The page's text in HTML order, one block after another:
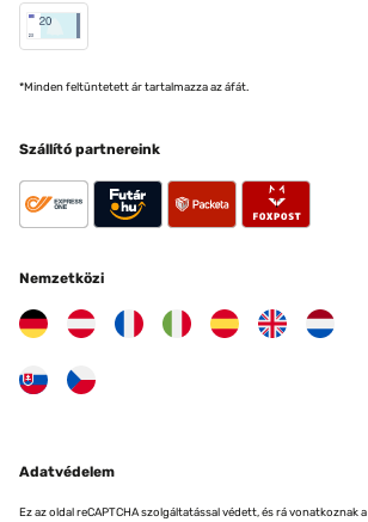
*Minden feltüntetett ár tartalmazza az áfát.
Szállító partnereink
Nemzetközi
Adatvédelem
Ez az oldal reCAPTCHA szolgáltatással védett, és rá vonatkoznak a